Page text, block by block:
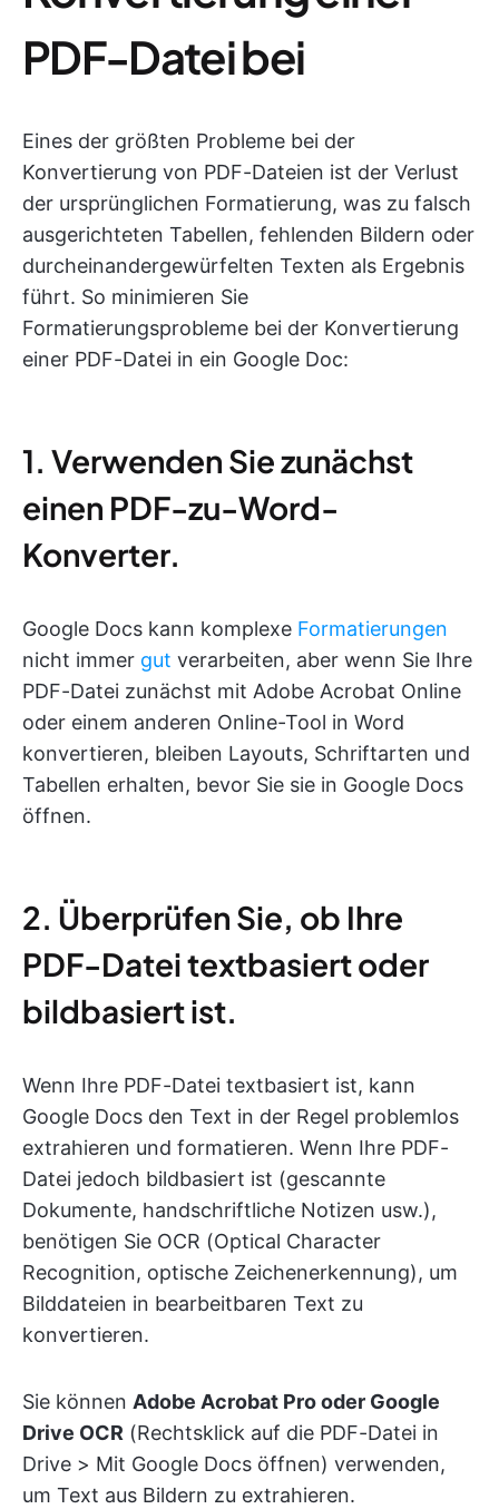
PDF-Datei bei
Eines der größten Probleme bei der
Konvertierung von PDF-Dateien ist der Verlust
der ursprünglichen Formatierung, was zu falsch
ausgerichteten Tabellen, fehlenden Bildern oder
durcheinandergewürfelten Texten als Ergebnis
führt. So minimieren Sie
Formatierungsprobleme bei der Konvertierung
einer PDF-Datei in ein Google Doc:
1. Verwenden Sie zunächst
einen PDF-zu-Word-
Konverter.
Google Docs kann komplexe Formatierungen
nicht immer gut verarbeiten, aber wenn Sie Ihre
PDF-Datei zunächst mit Adobe Acrobat Online
oder einem anderen Online-Tool in Word
konvertieren, bleiben Layouts, Schriftarten und
Tabellen erhalten, bevor Sie sie in Google Docs
öffnen.
2. Überprüfen Sie, ob Ihre
PDF-Datei textbasiert oder
bildbasiert ist.
Wenn Ihre PDF-Datei textbasiert ist, kann
Google Docs den Text in der Regel problemlos
extrahieren und formatieren. Wenn Ihre PDF-
Datei jedoch bildbasiert ist (gescannte
Dokumente, handschriftliche Notizen usw.),
benötigen Sie OCR (Optical Character
Recognition, optische Zeichenerkennung), um
Bilddateien in bearbeitbaren Text zu
konvertieren.
Sie können Adobe Acrobat Pro oder Google
Drive OCR (Rechtsklick auf die PDF-Datei in
Drive > Mit Google Docs öffnen) verwenden,
um Text aus Bildern zu extrahieren.